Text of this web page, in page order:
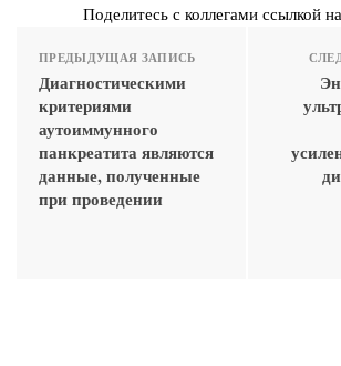
Поделитесь с коллегами ссылкой
ПРЕДЫДУЩАЯ ЗАПИСЬ
Диагностическими
критериями
аутоиммунного
панкреатита являются
данные, полученные
при проведении